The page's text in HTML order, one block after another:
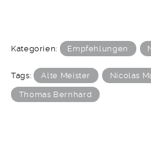
Kategorien: Empfehlungen
Tags: Alte Meister Nicolas
Thomas Bernhard